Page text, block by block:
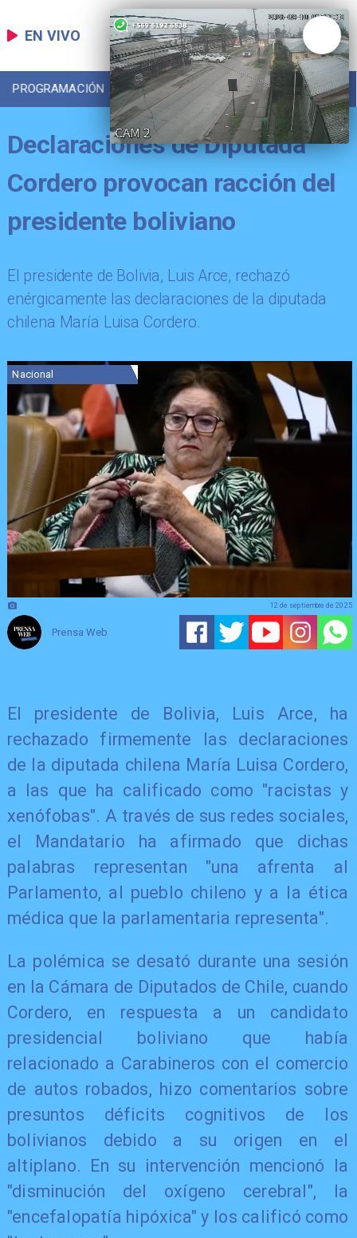
EN VIVO
PROGRAMACIÓN LOCAL DEPORTES
Declaraciones de Diputada
Cordero provocan racción del
presidente boliviano
El presidente de Bolivia, Luis Arce, rechazó
enérgicamente las declaraciones de la diputada
chilena María Luisa Cordero.
Nacional
Prensa Web
12 de septiembre de 2025
El presidente de Bolivia, Luis Arce, ha
rechazado firmemente las declaraciones
de la diputada chilena María Luisa Cordero,
a las que ha calificado como "racistas y
xenófobas". A través de sus redes sociales,
el Mandatario ha afirmado que dichas
palabras representan "una afrenta al
Parlamento, al pueblo chileno y a la ética
médica que la parlamentaria representa".
La polémica se desató durante una sesión
en la Cámara de Diputados de Chile, cuando
Cordero, en respuesta a un candidato
presidencial boliviano que había
relacionado a Carabineros con el comercio
de autos robados, hizo comentarios sobre
presuntos déficits cognitivos de los
bolivianos debido a su origen en el
altiplano. En su intervención mencionó la
"disminución del oxígeno cerebral", la
"encefalopatía hipóxica" y los calificó como